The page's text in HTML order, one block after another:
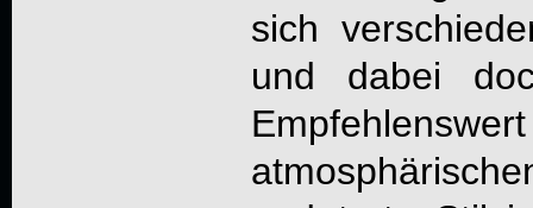
sich
und dabei